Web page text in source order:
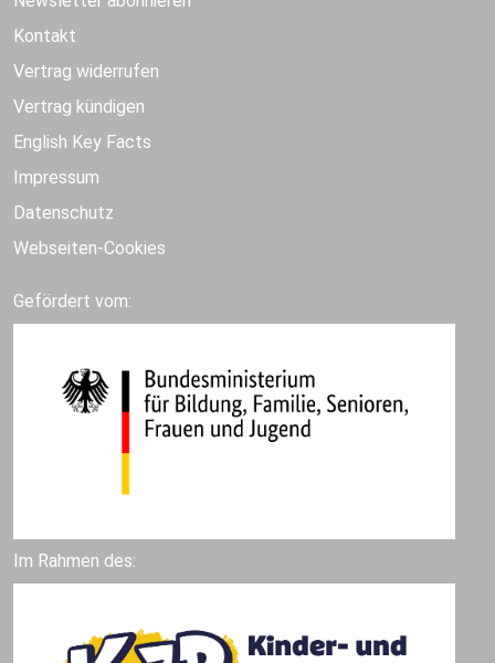
Kontakt
Vertrag widerrufen
Vertrag kündigen
English Key Facts
Impressum
Datenschutz
Webseiten-Cookies
Gefördert vom:
Im Rahmen des: